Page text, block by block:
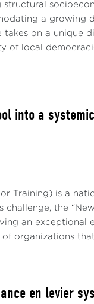
a growing
on a unique
of local
into a
Training) is a
the
an exceptional
organizations
en levier